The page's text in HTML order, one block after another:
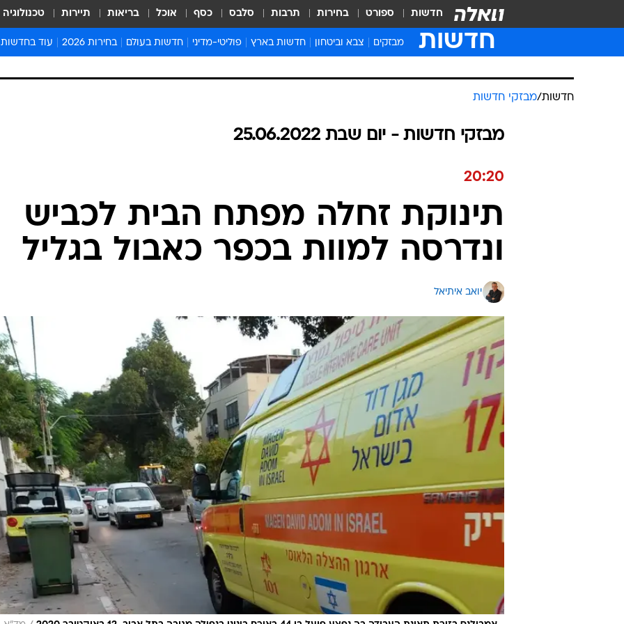
חדשות ספורט בחירות תרבות סלבס כסף אוכל בריאות תיירות טכנולוגיה
חדשות מבזקים צבא וביטחון חדשות בארץ
ישראלים בחו"ל
פוליטי-מדיני חדשות בעולם בחירות 2026 עוד בחדשות
זמני כניסת
לוח חופשות
לוח שנה
המייל האדום
מבזקי חדשות
מבזקי חדשות - יום שבת 25.06.2022
20:20
תינוקת זחלה מפתח הבית לכביש
ונדרסה למוות בכפר כאבול בגליל
יואב איתיאל